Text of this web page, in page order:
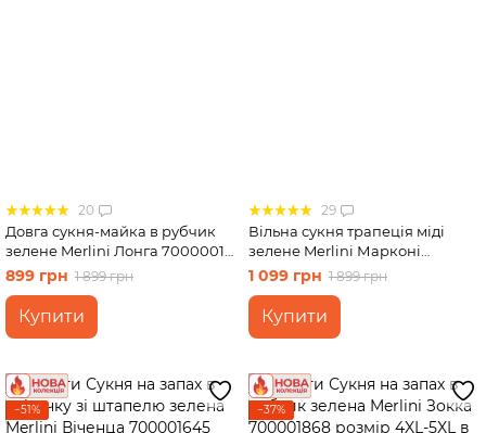
20
Довга сукня-майка в рубчик
зелене Merlini Лонга 700000112
розмір 54-56 (4XL-5XL)
899 грн 1 899 грн
Купити
29
Вільна сукня трапеція міді
зелене Merlini Марконі
700001232 розмір 54-56 (4XL-
1 099 грн 1 899 грн
Купити
−51% −37%